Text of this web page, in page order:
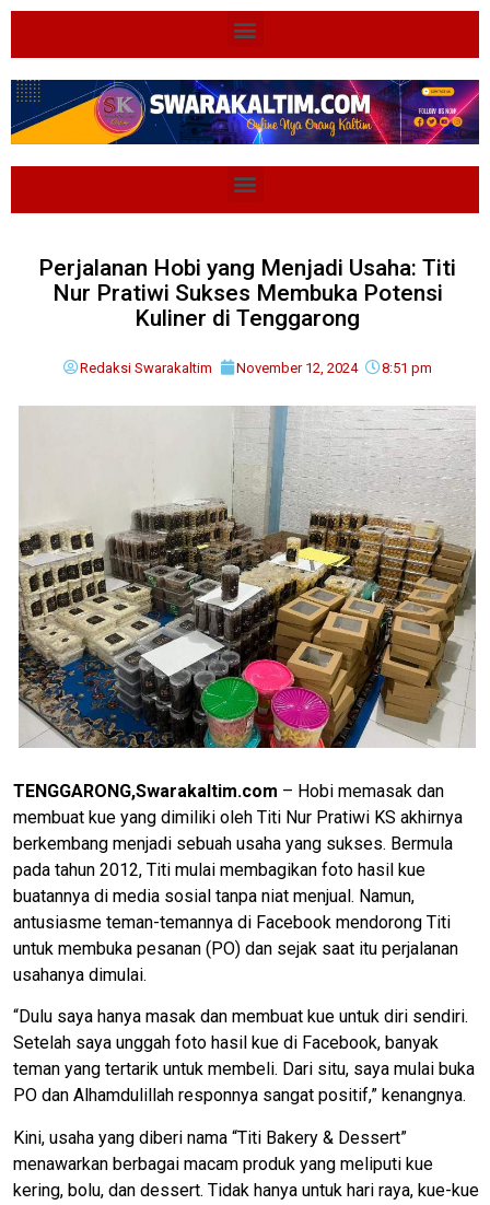
Perjalanan Hobi yang Menjadi Usaha: Titi
Nur Pratiwi Sukses Membuka Potensi
Kuliner di Tenggarong
Redaksi Swarakaltim November 12, 2024 8:51 pm
TENGGARONG,Swarakaltim.com – Hobi memasak dan
membuat kue yang dimiliki oleh Titi Nur Pratiwi KS akhirnya
berkembang menjadi sebuah usaha yang sukses. Bermula
pada tahun 2012, Titi mulai membagikan foto hasil kue
buatannya di media sosial tanpa niat menjual. Namun,
antusiasme teman-temannya di Facebook mendorong Titi
untuk membuka pesanan (PO) dan sejak saat itu perjalanan
usahanya dimulai.
“Dulu saya hanya masak dan membuat kue untuk diri sendiri.
Setelah saya unggah foto hasil kue di Facebook, banyak
teman yang tertarik untuk membeli. Dari situ, saya mulai buka
PO dan Alhamdulillah responnya sangat positif,” kenangnya.
Kini, usaha yang diberi nama “Titi Bakery & Dessert”
menawarkan berbagai macam produk yang meliputi kue
kering, bolu, dan dessert. Tidak hanya untuk hari raya, kue-kue